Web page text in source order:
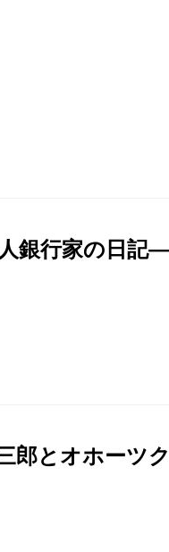
銀行家の日記―
郎とオホーツ